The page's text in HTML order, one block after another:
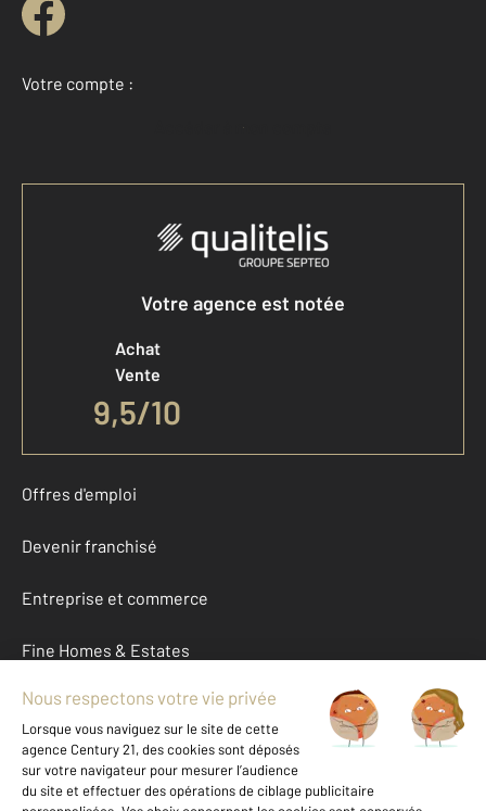
Votre compte :
Accéder à mon compte
Votre agence est notée
Achat
Vente
9,5/10
Offres d'emploi
Devenir franchisé
Entreprise et commerce
Fine Homes & Estates
À propos
International
Nous contacter